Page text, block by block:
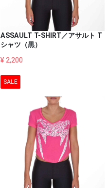
ASSAULT T-SHIRT／アサルト T
シャツ（黒）
¥ 2,200
SALE